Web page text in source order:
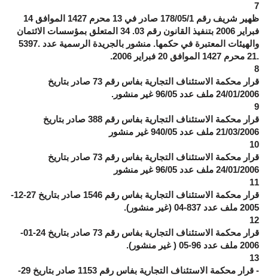
7
ظهير شريف رقم 178/05/1 صادر في 13 محرم 1427 الموافق 14
فبراير 2006 بتنفيذ القانون رقم 03. 34 المتعلق بمؤسسات الائتمان
والهيئات المعتبرة في حكمها. منشور بالجريدة الرسمية عدد .5397
.21 محرم 1427 الموافق 20 فبراير 2006.
8
قرار محكمة الاستئناف التجارية بفاس رقم 73 صادر بتاريخ
24/01/2006 ملف عدد 96/05 غير منشور.
9
قرار محكمة الاستئناف التجارية بفاس رقم 388 صادر بتاريخ
21/03/2006 ملف عدد 940/05 غير منشور
10
قرار محكمة الاستئناف التجارية بفاس رقم 73 صادر بتاريخ
24/01/2006 ملف عدد 96/05 غير منشور
11
قرار محكمة الاستئناف التجارية بفاس رقم 1546 صادر بتاريخ 27-12-
2005 ملف عدد 837-04 (غير منشور).
12
قرار محكمة الاستئناف التجارية بفاس رقم 73 صادر بتاريخ 24-01-
2006 ملف عدد 96-05 ( غير منشور).
13
- قرار محكمة الاستئناف التجارية بفاس رقم 1153 صادر بتاريخ 29-